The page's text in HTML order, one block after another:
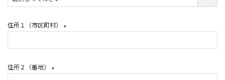
須
)
住所１（市区町村）
必
)
住所２（番地）